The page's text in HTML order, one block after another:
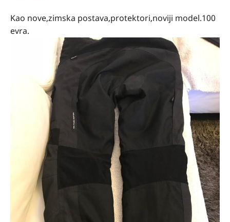
Kao nove,zimska postava,protektori,noviji model.100
evra.